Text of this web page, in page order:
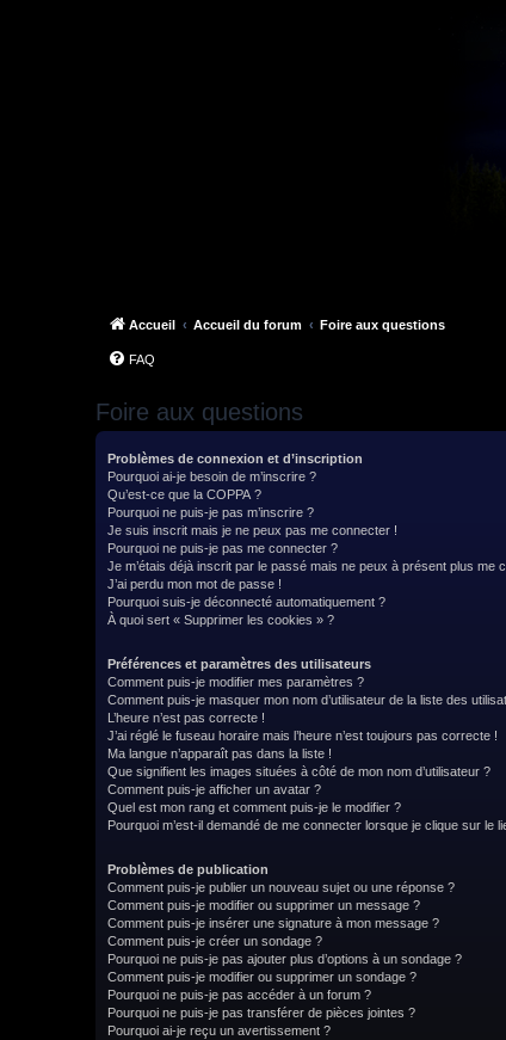
Accueil Accueil du forum Foire aux questions
FAQ
Foire aux questions
Problèmes de connexion et d’inscription
Pourquoi ai-je besoin de m’inscrire ?
Qu’est-ce que la COPPA ?
Pourquoi ne puis-je pas m’inscrire ?
Je suis inscrit mais je ne peux pas me connecter !
Pourquoi ne puis-je pas me connecter ?
Je m’étais déjà inscrit par le passé mais ne peux à présent plus me
J’ai perdu mon mot de passe !
Pourquoi suis-je déconnecté automatiquement ?
À quoi sert « Supprimer les cookies » ?
Préférences et paramètres des utilisateurs
Comment puis-je modifier mes paramètres ?
Comment puis-je masquer mon nom d’utilisateur de la liste des
L’heure n’est pas correcte !
J’ai réglé le fuseau horaire mais l’heure n’est toujours pas correcte !
Ma langue n’apparaît pas dans la liste !
Que signifient les images situées à côté de mon nom d’utilisateur ?
Comment puis-je afficher un avatar ?
Quel est mon rang et comment puis-je le modifier ?
Pourquoi m’est-il demandé de me connecter lorsque je clique sur le
Problèmes de publication
Comment puis-je publier un nouveau sujet ou une réponse ?
Comment puis-je modifier ou supprimer un message ?
Comment puis-je insérer une signature à mon message ?
Comment puis-je créer un sondage ?
Pourquoi ne puis-je pas ajouter plus d’options à un sondage ?
Comment puis-je modifier ou supprimer un sondage ?
Pourquoi ne puis-je pas accéder à un forum ?
Pourquoi ne puis-je pas transférer de pièces jointes ?
Pourquoi ai-je reçu un avertissement ?